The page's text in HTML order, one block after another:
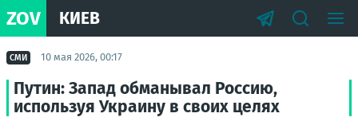
ZOV КИЕВ
СМИ 10 мая 2026, 00:17
Путин: Запад обманывал Россию,
используя Украину в своих целях